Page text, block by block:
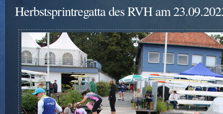
Herbstsprintregatta des RVH am